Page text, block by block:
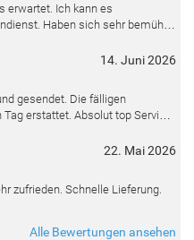
erwartet. Ich kann es
14. Juni 2026
gesendet. Die fälligen
erstattet. Absolut top Service
22. Mai 2026
Alle Bewertungen ansehen